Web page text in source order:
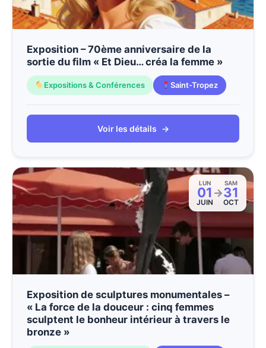
Exposition – 70ème anniversaire de la
sortie du film « Et Dieu… créa la femme »
Expositions & Conférences Saint-Tropez
Voir les détails →
LUN
01
JUIN
→
SAM
31
OCT
Exposition de sculptures monumentales –
« La force de la douceur : cinq femmes
sculptent le bonheur intérieur à travers le
bronze »